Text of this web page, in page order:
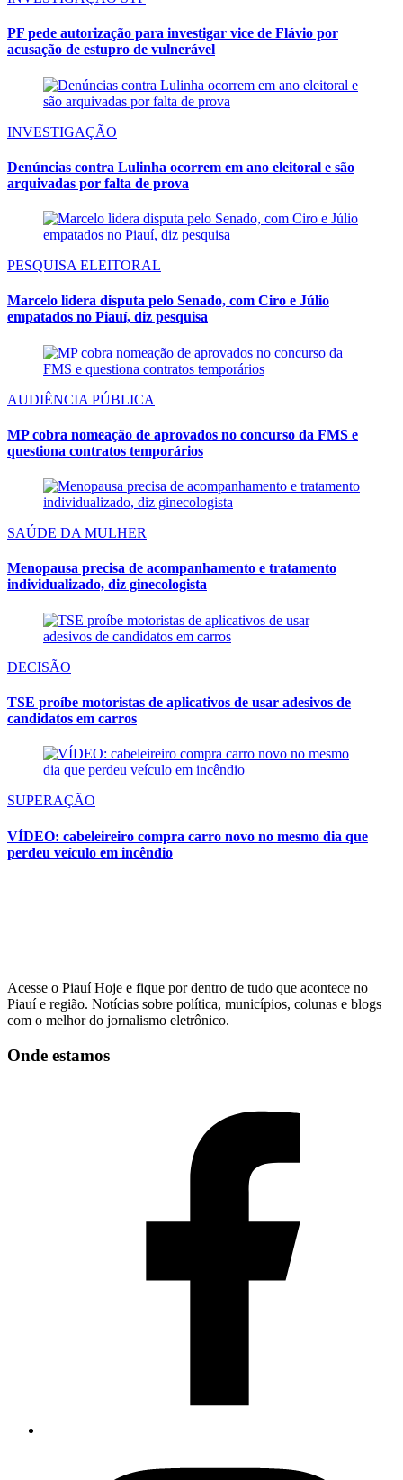
PF pede autorização para investigar vice de Flávio por
acusação de estupro de vulnerável
INVESTIGAÇÃO
Denúncias contra Lulinha ocorrem em ano eleitoral e são
arquivadas por falta de prova
PESQUISA ELEITORAL
Marcelo lidera disputa pelo Senado, com Ciro e Júlio
empatados no Piauí, diz pesquisa
AUDIÊNCIA PÚBLICA
MP cobra nomeação de aprovados no concurso da FMS e
questiona contratos temporários
SAÚDE DA MULHER
Menopausa precisa de acompanhamento e tratamento
individualizado, diz ginecologista
DECISÃO
TSE proíbe motoristas de aplicativos de usar adesivos de
candidatos em carros
SUPERAÇÃO
VÍDEO: cabeleireiro compra carro novo no mesmo dia que
perdeu veículo em incêndio
Acesse o Piauí Hoje e fique por dentro de tudo que acontece no
Piauí e região. Notícias sobre política, municípios, colunas e blogs
com o melhor do jornalismo eletrônico.
Onde estamos